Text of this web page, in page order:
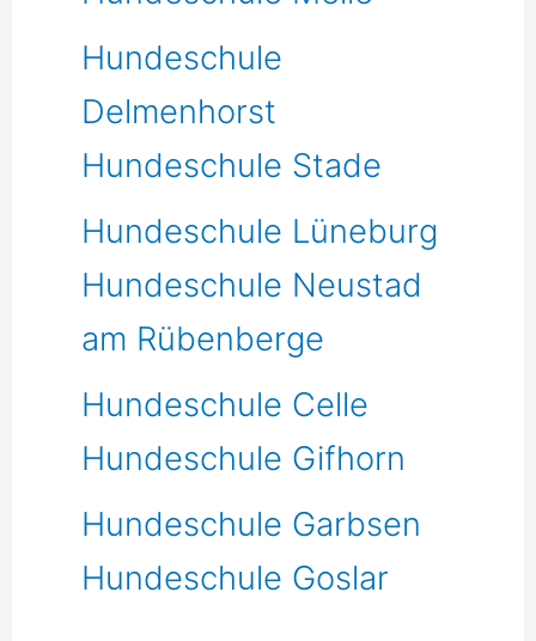
Hundeschule
Delmenhorst
Hundeschule Stade
Hundeschule Lüneburg
Hundeschule Neustad
am Rübenberge
Hundeschule Celle
Hundeschule Gifhorn
Hundeschule Garbsen
Hundeschule Goslar